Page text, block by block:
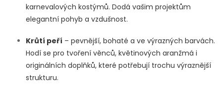
karnevalových kostýmů. Dodá vašim projektům
elegantní pohyb a vzdušnost.
Krůtí peří – pevnější, bohaté a ve výrazných barvách.
Hodí se pro tvoření věnců, květinových aranžmá i
originálních doplňků, které potřebují trochu výraznější
strukturu.